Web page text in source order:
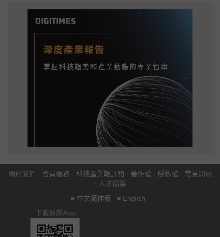
關於我們 · 會員服務 · 科技產業報訂閱 · 著作權 · 隱私權 · 常見問題
· 人才招募
■ 中文简体版 ■ English
下載新聞App